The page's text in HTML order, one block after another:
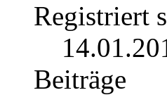
Registriert
Beiträge